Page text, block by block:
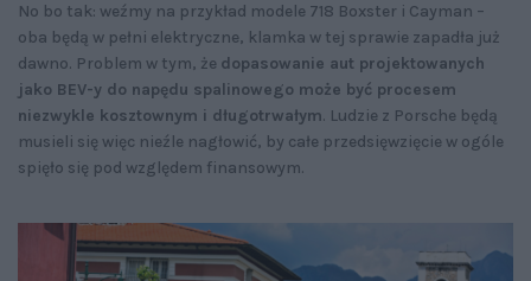
No bo tak: weźmy na przykład modele 718 Boxster i Cayman –
oba będą w pełni elektryczne, klamka w tej sprawie zapadła już
dawno. Problem w tym, że dopasowanie aut projektowanych
jako BEV-y do napędu spalinowego może być procesem
niezwykle kosztownym i długotrwałym. Ludzie z Porsche będą
musieli się więc nieźle nagłowić, by całe przedsięwzięcie w ogóle
spięło się pod względem finansowym.